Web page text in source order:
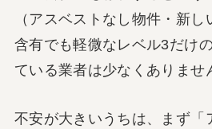
（アスベストなし物件・新し
含有でも軽微なレベル3だけ
ている業者は少なくありませ
不安が大きいうちは、まず「